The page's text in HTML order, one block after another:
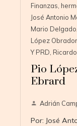
Finanzas,
José Antonio
Mario Delgado
López Obrador
Y PRD,
Pio
Ebrard
Adrián
Por: José